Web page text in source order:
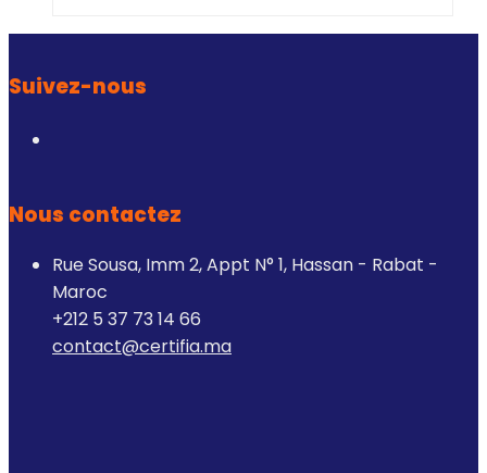
Suivez-nous
Nous contactez
Rue Sousa, Imm 2, Appt N° 1, Hassan - Rabat -
Maroc
+212 5 37 73 14 66
contact@certifia.ma